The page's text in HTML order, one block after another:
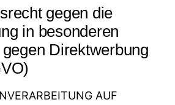
gegen die
in besonderen
Direktwerbung
AUF